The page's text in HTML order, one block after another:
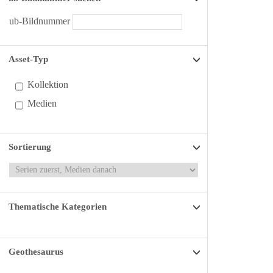
ub-Bildnummer
Asset-Typ
Kollektion
Medien
Sortierung
Thematische Kategorien
Geothesaurus